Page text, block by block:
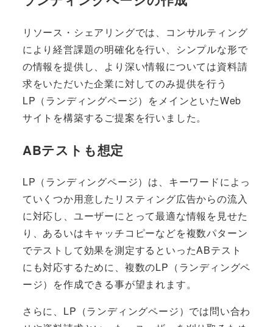
リソース・シェアリングでは、コンサルティング
により経営課題の明確化を行い、シンプルな形で
の情報を提供し、より深い情報については資料請
求をいただいた企業に対してのみ提供を行う
LP（ランディングページ）をメインといたWeb
サイトを構築するご提案を行いました。
ABテストも想定
LP（ランディングページ）は、キーワードによっ
ていくつか用意したリスティング広告からの流入
に対応し、ユーザーにとって最適な情報を見せた
り、あるいはキャッチコピーなどを複数パターン
でテストして効果を測定するといったABテスト
にも対応するために、複数のLP（ランディングペ
ージ）を作成できる事が望まれます。
さらに、LP（ランディングページ）では問い合わ